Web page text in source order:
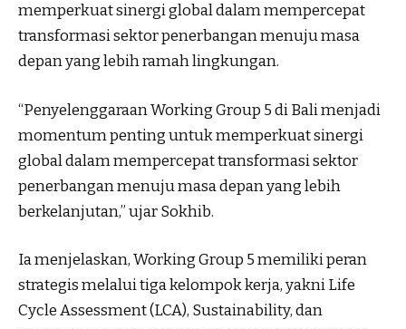
memperkuat sinergi global dalam mempercepat
transformasi sektor penerbangan menuju masa
depan yang lebih ramah lingkungan.
“Penyelenggaraan Working Group 5 di Bali menjadi
momentum penting untuk memperkuat sinergi
global dalam mempercepat transformasi sektor
penerbangan menuju masa depan yang lebih
berkelanjutan,” ujar Sokhib.
Ia menjelaskan, Working Group 5 memiliki peran
strategis melalui tiga kelompok kerja, yakni Life
Cycle Assessment (LCA), Sustainability, dan